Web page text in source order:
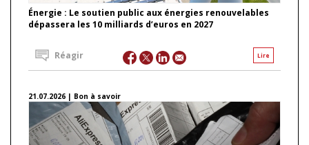
Énergie : Le soutien public aux énergies renouvelables
dépassera les 10 milliards d’euros en 2027
Lire
Réagir
21.07.2026 | Bon à savoir